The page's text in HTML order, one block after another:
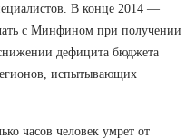
В конце 2014 —
с Минфином при получении
дефицита бюджета
испытывающих
часов человек умрет от